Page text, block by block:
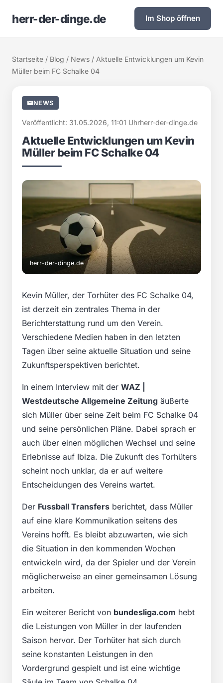
herr-der-dinge.de Im Shop öffnen
Startseite / Blog / News / Aktuelle Entwicklungen um Kevin
Müller beim FC Schalke 04
NEWS
Veröffentlicht: 31.05.2026, 11:01 Uhrherr-der-dinge.de
Aktuelle Entwicklungen um Kevin
Müller beim FC Schalke 04
herr-der-dinge.de
Kevin Müller, der Torhüter des FC Schalke 04,
ist derzeit ein zentrales Thema in der
Berichterstattung rund um den Verein.
Verschiedene Medien haben in den letzten
Tagen über seine aktuelle Situation und seine
Zukunftsperspektiven berichtet.
In einem Interview mit der WAZ |
Westdeutsche Allgemeine Zeitung äußerte
sich Müller über seine Zeit beim FC Schalke 04
und seine persönlichen Pläne. Dabei sprach er
auch über einen möglichen Wechsel und seine
Erlebnisse auf Ibiza. Die Zukunft des Torhüters
scheint noch unklar, da er auf weitere
Entscheidungen des Vereins wartet.
Der Fussball Transfers berichtet, dass Müller
auf eine klare Kommunikation seitens des
Vereins hofft. Es bleibt abzuwarten, wie sich
die Situation in den kommenden Wochen
entwickeln wird, da der Spieler und der Verein
möglicherweise an einer gemeinsamen Lösung
arbeiten.
Ein weiterer Bericht von bundesliga.com hebt
die Leistungen von Müller in der laufenden
Saison hervor. Der Torhüter hat sich durch
seine konstanten Leistungen in den
Vordergrund gespielt und ist eine wichtige